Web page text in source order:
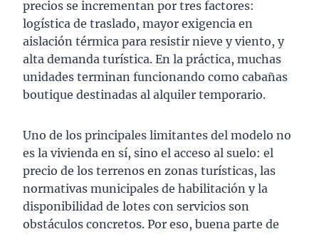
precios se incrementan por tres factores:
logística de traslado, mayor exigencia en
aislación térmica para resistir nieve y viento, y
alta demanda turística. En la práctica, muchas
unidades terminan funcionando como cabañas
boutique destinadas al alquiler temporario.
Uno de los principales limitantes del modelo no
es la vivienda en sí, sino el acceso al suelo: el
precio de los terrenos en zonas turísticas, las
normativas municipales de habilitación y la
disponibilidad de lotes con servicios son
obstáculos concretos. Por eso, buena parte de